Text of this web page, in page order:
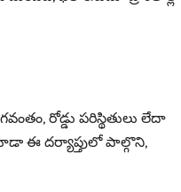
రోడ్డు పరిస్థితులు లేదా
ఈ దర్యాప్తులో పాల్గొని,